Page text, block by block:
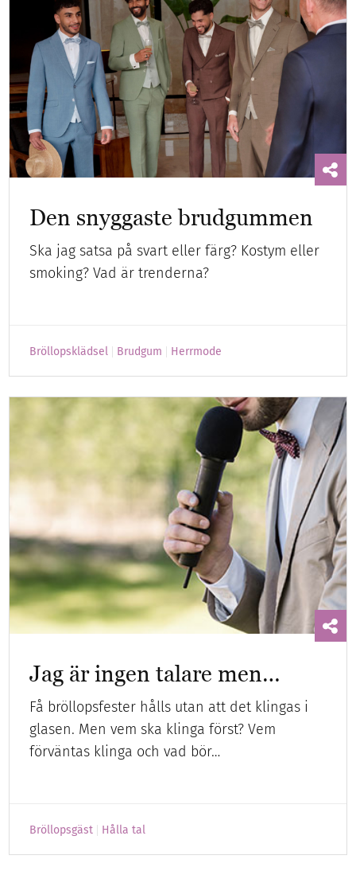
Den snyggaste brudgummen
Ska jag satsa på svart eller färg? Kostym eller
smoking? Vad är trenderna?
Bröllopsklädsel Brudgum Herrmode
Jag är ingen talare men…
Få bröllopsfester hålls utan att det klingas i
glasen. Men vem ska klinga först? Vem
förväntas klinga och vad bör…
Bröllopsgäst Hålla tal